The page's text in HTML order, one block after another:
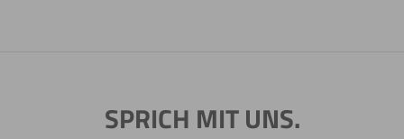
SPRICH MIT UNS.